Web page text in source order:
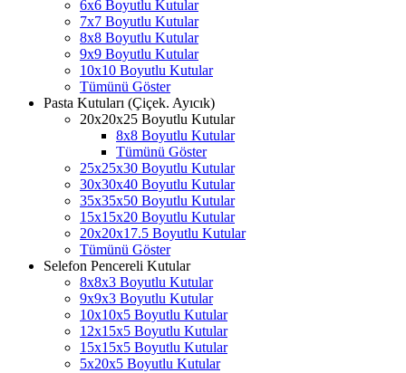
6x6 Boyutlu Kutular
7x7 Boyutlu Kutular
8x8 Boyutlu Kutular
9x9 Boyutlu Kutular
10x10 Boyutlu Kutular
Tümünü Göster
Pasta Kutuları (Çiçek. Ayıcık)
20x20x25 Boyutlu Kutular
8x8 Boyutlu Kutular
Tümünü Göster
25x25x30 Boyutlu Kutular
30x30x40 Boyutlu Kutular
35x35x50 Boyutlu Kutular
15x15x20 Boyutlu Kutular
20x20x17.5 Boyutlu Kutular
Tümünü Göster
Selefon Pencereli Kutular
8x8x3 Boyutlu Kutular
9x9x3 Boyutlu Kutular
10x10x5 Boyutlu Kutular
12x15x5 Boyutlu Kutular
15x15x5 Boyutlu Kutular
5x20x5 Boyutlu Kutular